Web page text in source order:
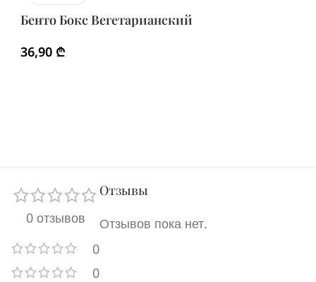
Бенто Бокс Вегетарианский
36,90 ₾
0 отзывов
0
0
Отзывы
Отзывов пока нет.